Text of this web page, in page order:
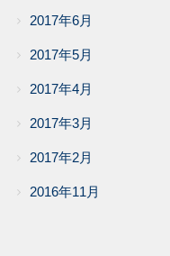
2017年6月
2017年5月
2017年4月
2017年3月
2017年2月
2016年11月